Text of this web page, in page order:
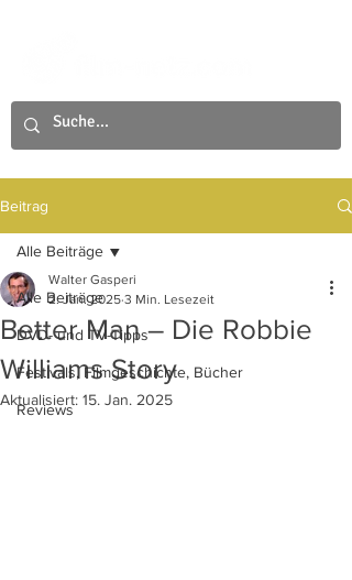
Beitrag
Alle Beiträge
DVD- und TV-Tipps
Festivals, Filmgeschichte, Bücher
Reviews
Alle Beiträge
Better Man – Die Robbie
Williams Story
Walter Gasperi
2. Jan. 2025 3 Min. Lesezeit
Aktualisiert: 15. Jan. 2025